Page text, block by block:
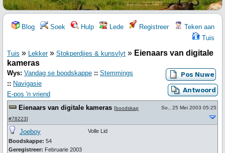
Blog Soek Hulp Lede Registreer
Teken aan
Tuis
Tuis » Lekker» Stokperdjies & kunsvlyt » Eienaars van digitale
kameras
Wys: Vandag se boodskappe :: Stemmings
:: Navigasie
E-pos 'n vriend
Eienaars van digitale kameras [boodskap
#78223]
So., 25 Mei 2003 05:25
Joeboy
Boodskappe: 54
Geregistreer: Februarie 2003
Volle Lid